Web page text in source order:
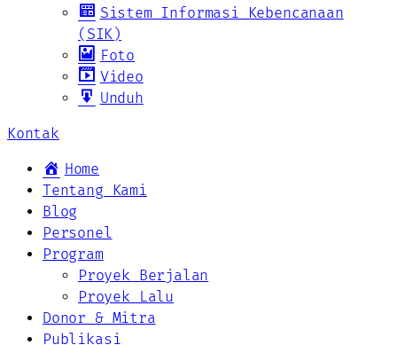
Sistem Informasi Kebencanaan
(SIK)
Foto
Video
Unduh
Kontak
Home
Tentang Kami
Blog
Personel
Program
Proyek Berjalan
Proyek Lalu
Donor & Mitra
Publikasi